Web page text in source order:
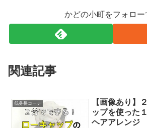
かどの小町をフォロー
関連記事
低身長コーデ
【画像あり】
ップを使った
ヘアアレンジ